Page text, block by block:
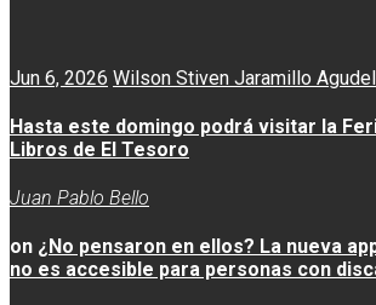
Jun 6, 2026 Wilson Stiven Jaramillo
Hasta este domingo podrá visitar la
Libros de El Tesoro
Juan Pablo Bello
on ¿No pensaron en ellos? La nueva
no es accesible para personas con